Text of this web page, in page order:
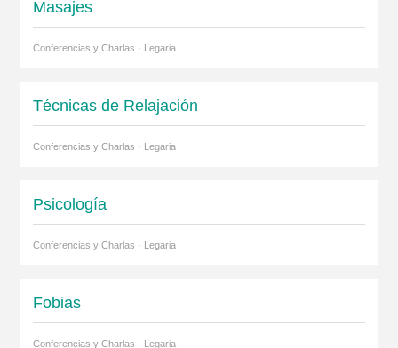
Masajes
Conferencias y Charlas · Legaria
Técnicas de Relajación
Conferencias y Charlas · Legaria
Psicología
Conferencias y Charlas · Legaria
Fobias
Conferencias y Charlas · Legaria